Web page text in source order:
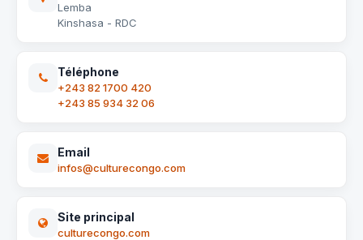
Lemba
Kinshasa - RDC
Téléphone
+243 82 1700 420
+243 85 934 32 06
Email
infos@culturecongo.com
Site principal
culturecongo.com